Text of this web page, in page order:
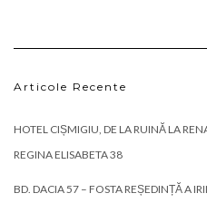
Articole Recente
HOTEL CIȘMIGIU, DE LA RUINĂ LA
REGINA ELISABETA 38
BD. DACIA 57 – FOSTA REȘEDINȚĂ A